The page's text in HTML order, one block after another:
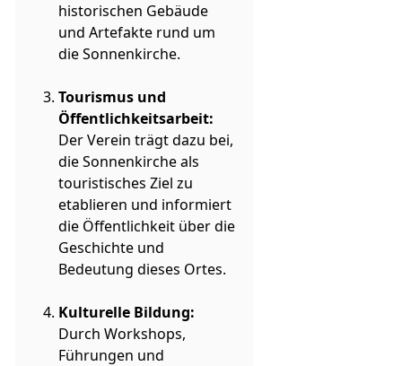
historischen Gebäude
und Artefakte rund um
die Sonnenkirche.
Tourismus und
Öffentlichkeitsarbeit:
Der Verein trägt dazu bei,
die Sonnenkirche als
touristisches Ziel zu
etablieren und informiert
die Öffentlichkeit über die
Geschichte und
Bedeutung dieses Ortes.
Kulturelle Bildung:
Durch Workshops,
Führungen und